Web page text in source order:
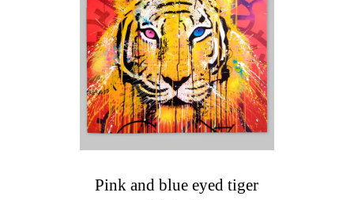
Pink and blue eyed tiger